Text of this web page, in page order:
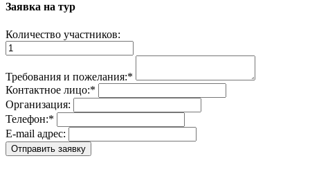
Заявка на тур
Количество участников:
Требования и пожелания:*
Контактное лицо:*
Организация:
Телефон:*
E-mail адрес: